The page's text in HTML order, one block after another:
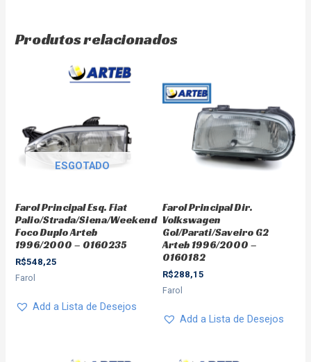
Produtos relacionados
ESGOTADO
Farol Principal Esq. Fiat
Palio/Strada/Siena/Weekend
Foco Duplo Arteb
1996/2000 – 0160235
R$548,25
Farol
Add a Lista de Desejos
Farol Principal Dir.
Volkswagen
Gol/Parati/Saveiro G2
Arteb 1996/2000 –
0160182
R$288,15
Farol
Add a Lista de Desejos